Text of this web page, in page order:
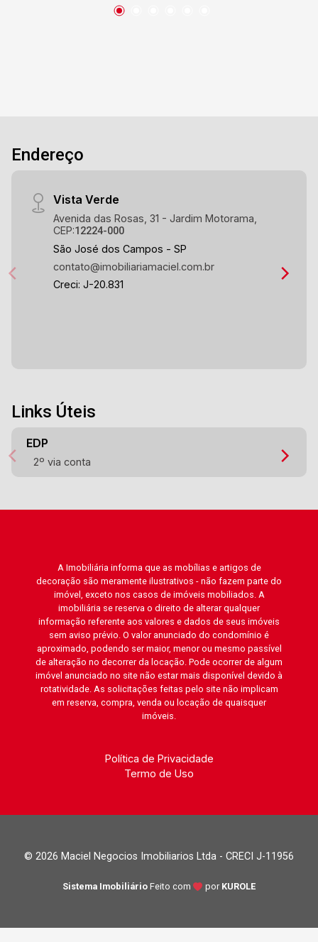
Endereço
Vista Verde
Avenida das Rosas, 31 - Jardim Motorama,
CEP:12224-000
São José dos Campos - SP
contato@imobiliariamaciel.com.br
Creci: J-20.831
Links Úteis
EDP
2º via conta
A Imobiliária informa que as mobílias e artigos de
decoração são meramente ilustrativos - não fazem parte do
imóvel, exceto nos casos de imóveis mobiliados. A
imobiliária se reserva o direito de alterar qualquer
informação referente aos valores e dados de seus imóveis
sem aviso prévio. O valor anunciado do condomínio é
aproximado, podendo ser maior, menor ou mesmo passível
de alteração no decorrer da locação. Pode ocorrer de algum
imóvel anunciado no site não estar mais disponível devido à
rotatividade. As solicitações feitas pelo site não implicam
em reserva, compra, venda ou locação de quaisquer
imóveis.
Política de Privacidade
Termo de Uso
© 2026 Maciel Negocios Imobiliarios Ltda - CRECI J-11956
Sistema Imobiliário Feito com por KUROLE